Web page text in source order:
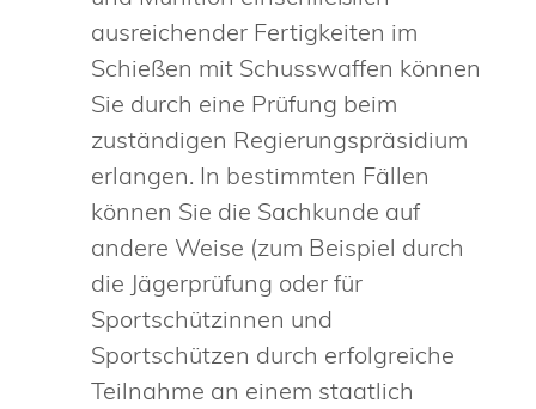
ausreichender Fertigkeiten im
Schießen mit Schusswaffen können
Sie durch eine Prüfung beim
zuständigen Regierungspräsidium
erlangen. In bestimmten Fällen
können Sie die Sachkunde auf
andere Weise (zum Beispiel durch
die Jägerprüfung oder für
Sportschützinnen und
Sportschützen durch erfolgreiche
Teilnahme an einem staatlich